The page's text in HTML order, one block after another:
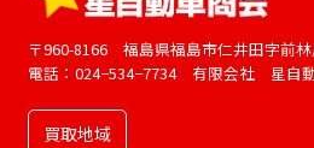
〒960-8166 福島県福島市仁井田字前林
電話：024−534−7734 有限会社 星自
買取地域